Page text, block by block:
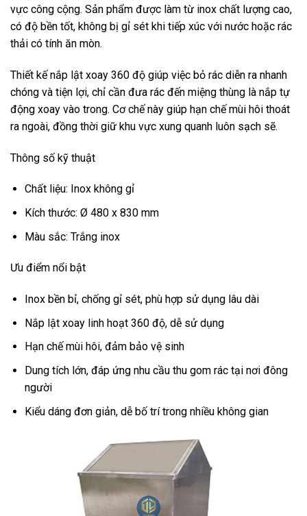
vực công cộng. Sản phẩm được làm từ inox chất lượng cao,
có độ bền tốt, không bị gỉ sét khi tiếp xúc với nước hoặc rác
thải có tính ăn mòn.
Thiết kế nắp lật xoay 360 độ giúp việc bỏ rác diễn ra nhanh
chóng và tiện lợi, chỉ cần đưa rác đến miệng thùng là nắp tự
động xoay vào trong. Cơ chế này giúp hạn chế mùi hôi thoát
ra ngoài, đồng thời giữ khu vực xung quanh luôn sạch sẽ.
Thông số kỹ thuật
Chất liệu: Inox không gỉ
Kích thước: Ø 480 x 830 mm
Màu sắc: Trắng inox
Ưu điểm nổi bật
Inox bền bỉ, chống gỉ sét, phù hợp sử dụng lâu dài
Nắp lật xoay linh hoạt 360 độ, dễ sử dụng
Hạn chế mùi hôi, đảm bảo vệ sinh
Dung tích lớn, đáp ứng nhu cầu thu gom rác tại nơi đông
người
Kiểu dáng đơn giản, dễ bố trí trong nhiều không gian